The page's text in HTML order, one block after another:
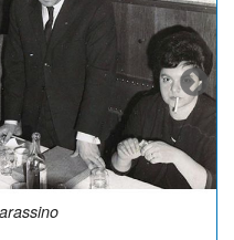
Testico innevato